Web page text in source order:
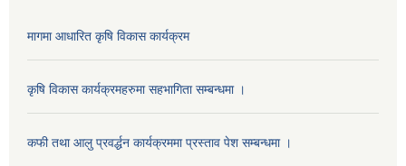
मागमा आधारित कृषि विकास कार्यक्रम
कृषि विकास कार्यक्रमहरुमा सहभागिता सम्बन्धमा ।
कफी तथा आलु प्रवर्द्धन कार्यक्रममा प्रस्ताव पेश सम्बन्धमा ।